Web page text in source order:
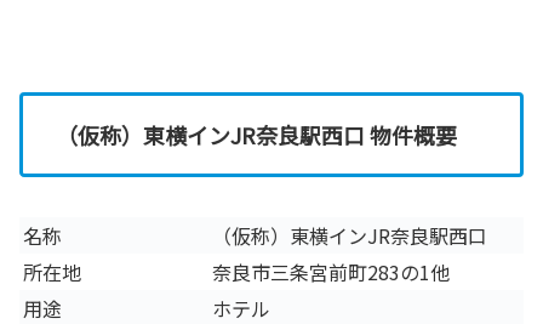
（仮称）東横インJR奈良駅西口 物件概要
名称
（仮称）東横インJR奈良駅西口
所在地
奈良市三条宮前町283の1他
用途
ホテル